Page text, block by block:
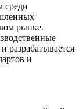
среди
рынке.
разрабатывается
и